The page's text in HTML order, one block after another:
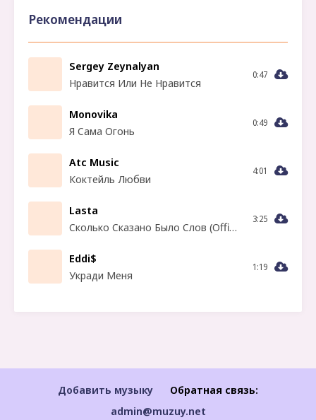
Рекомендации
Sergey Zeynalyan
Нравится Или Не Нравится
0:47
Monovika
Я Сама Огонь
0:49
Atc Music
Коктейль Любви
4:01
Lasta
Сколько Сказано Было Слов (Official Musica)
3:25
Eddi$
Укради Меня
1:19
Добавить музыку
Обратная связь:
admin@muzuy.net